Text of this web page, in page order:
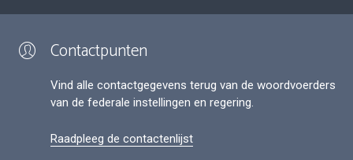
Contactpunten
Vind alle contactgegevens terug van de woordvoerders
van de federale instellingen en regering.
Raadpleeg de contactenlijst